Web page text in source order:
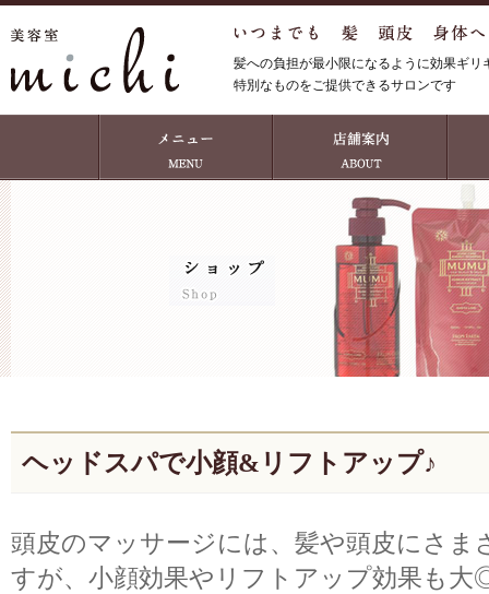
髪への負担が最小限になるように効果ギ
特別なものをご提供できるサロンです
ヘッドスパで小顔&リフトアップ♪
頭皮のマッサージには、髪や頭皮にさま
すが、小顔効果やリフトアップ効果も大